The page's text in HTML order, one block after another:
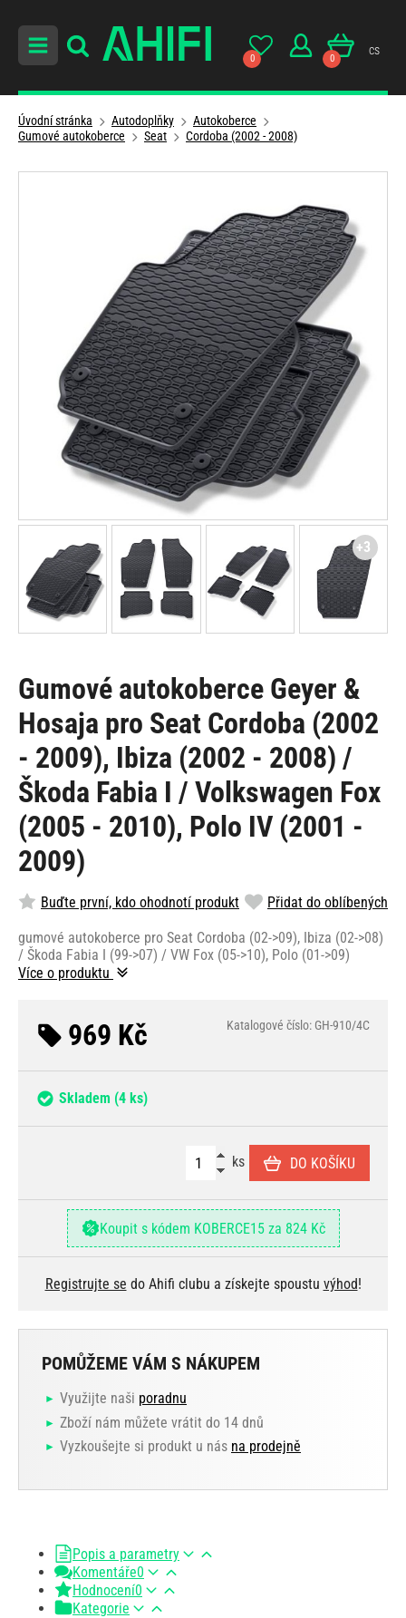
0 0
cs
Úvodní stránka Autodoplňky
Autokoberce
Gumové autokoberce
Seat Cordoba (2002 - 2008)
Gumové autokoberce Geyer &
Hosaja pro Seat Cordoba (2002
- 2009), Ibiza (2002 - 2008) /
Škoda Fabia I / Volkswagen Fox
(2005 - 2010), Polo IV (2001 -
2009)
Buďte první, kdo ohodnotí produkt Přidat do oblíbených
gumové autokoberce pro Seat Cordoba (02->09), Ibiza (02->08)
/ Škoda Fabia I (99->07) / VW Fox (05->10), Polo (01->09)
Více o produktu
969 Kč Katalogové číslo: GH-910/4C
Skladem (4 ks)
ks DO KOŠÍKU
Koupit s kódem KOBERCE15 za 824 Kč
Registrujte se do Ahifi clubu a získejte spoustu výhod!
POMŮŽEME VÁM S NÁKUPEM
Využijte naši poradnu
Zboží nám můžete vrátit do 14 dnů
Vyzkoušejte si produkt u nás na prodejně
+3
Popis a parametry
Komentáře0
Hodnocení0
Kategorie